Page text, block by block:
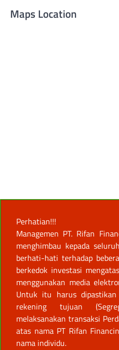
Maps Location
Perhatian!!!
Managemen PT. Rifan
menghimbau kepada
berhati-hati terhadap
berkedok investasi
menggunakan media
Untuk itu harus
rekening tujuan
melaksanakan transaksi
atas nama PT Rifan
nama individu.